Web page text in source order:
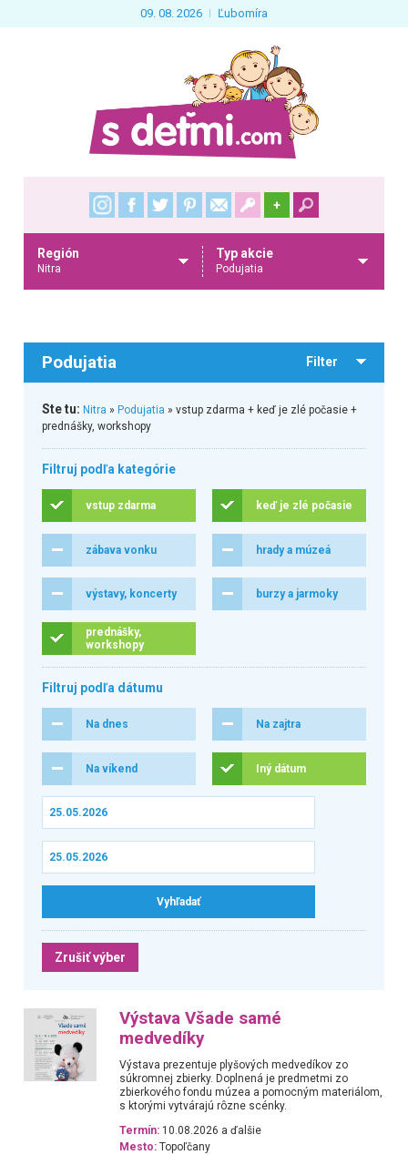
09. 08. 2026 Ľubomíra
+
Región
Nitra
Typ akcie
Podujatia
Podujatia Filter
Ste tu: Nitra » Podujatia » vstup zdarma + keď je zlé počasie +
prednášky, workshopy
Filtruj podľa kategórie
vstup zdarma keď je zlé počasie
zábava vonku hrady a múzeá
výstavy, koncerty burzy a jarmoky
prednášky,
workshopy
Filtruj podľa dátumu
Na dnes Na zajtra
Na víkend Iný dátum
Zrušiť výber
Výstava Všade samé
medvedíky
Výstava prezentuje plyšových medvedíkov zo
súkromnej zbierky. Doplnená je predmetmi zo
zbierkového fondu múzea a pomocným materiálom,
s ktorými vytvárajú rôzne scénky.
Termín: 10.08.2026 a ďalšie
Mesto: Topoľčany